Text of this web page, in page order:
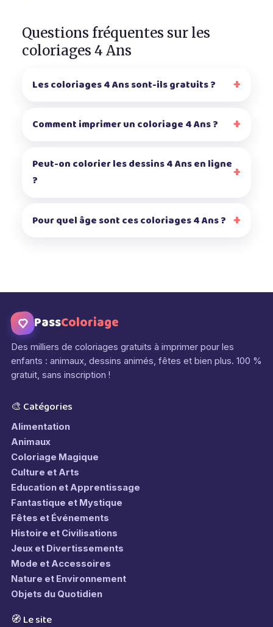
Questions fréquentes sur les
coloriages 4 Ans
Les coloriages 4 Ans sont-ils gratuits ?
Comment imprimer un coloriage 4 Ans ?
Peut-on colorier les dessins 4 Ans en ligne
?
Pour quel âge sont ces coloriages 4 Ans ?
PassColoriage
Des milliers de coloriages gratuits à imprimer pour les
enfants : animaux, dessins animés, fêtes et bien plus. 100 %
gratuit, sans inscription !
🎨 Catégories
Alimentation
Animaux
Coloriage Magique
Culture et Arts
Education et Apprentissage
Fantastique et Mystique
Fêtes et Événements
Histoire et Civilisations
Jeux et Divertissements
Mode et Accessoires
Nature et Environnement
Objets du Quotidien
🧭 Le site